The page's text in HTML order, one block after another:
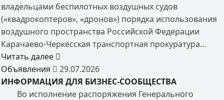
владельцами беспилотных воздушных судов
(«квадрокоптеров», «дронов») порядка использования
воздушного пространства Российской Федерации
Карачаево-Черкесская транспортная прокуратура…
Читать далее
Объявления
29.07.2026
ИНФОРМАЦИЯ ДЛЯ БИЗНЕС-СООБЩЕСТВА
Во исполнение распоряжения Генерального